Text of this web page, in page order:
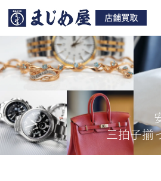
店舗買取
買取品目
店舗一覧
三拍子揃